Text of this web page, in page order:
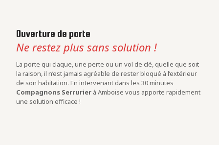
Ouverture de porte
Ne restez plus sans solution !
La porte qui claque, une perte ou un vol de clé, quelle que soit
la raison, il n’est jamais agréable de rester bloqué à l’extérieur
de son habitation. En intervenant dans les 30 minutes
Compagnons Serrurier à Amboise vous apporte rapidement
une solution efficace !